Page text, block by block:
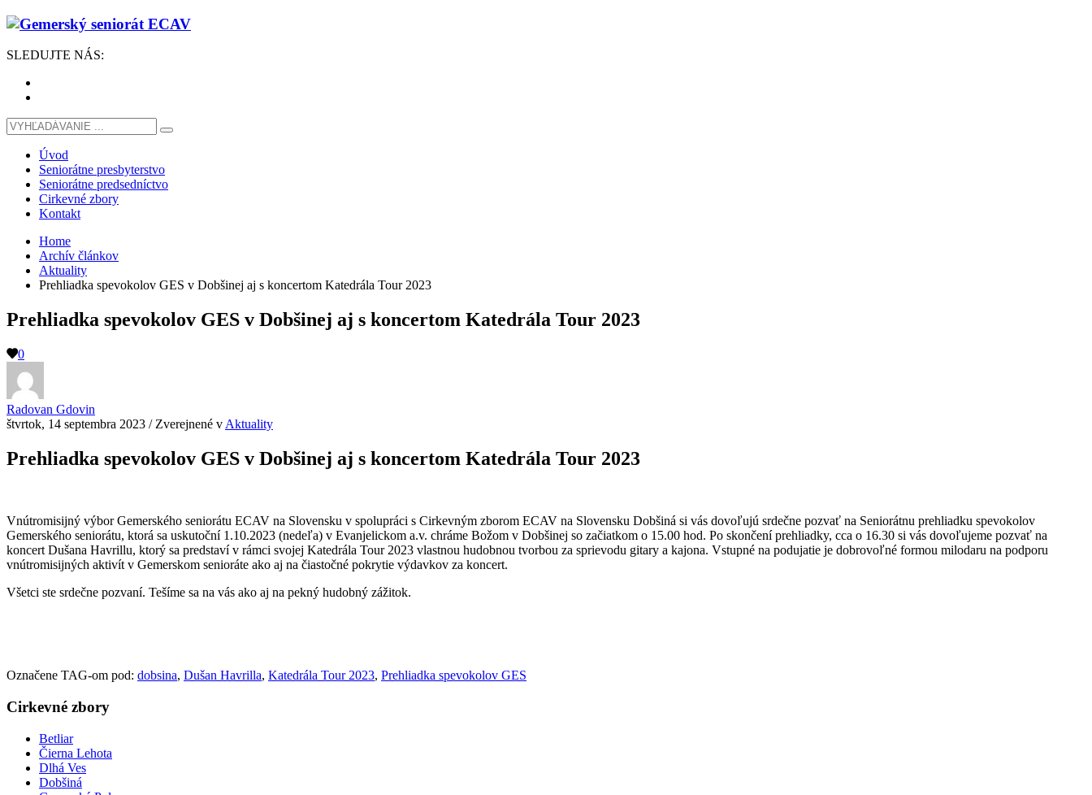
SLEDUJTE NÁS:
Úvod
Seniorátne presbyterstvo
Seniorátne predsedníctvo
Cirkevné zbory
Kontakt
Home
Archív článkov
Aktuality
Prehliadka spevokolov GES v Dobšinej aj s koncertom Katedrála Tour 2023
Prehliadka spevokolov GES v Dobšinej aj s koncertom Katedrála Tour 2023
0
Radovan Gdovin
štvrtok, 14 septembra 2023 / Zverejnené v Aktuality
Prehliadka spevokolov GES v Dobšinej aj s koncertom Katedrála Tour 2023
Vnútromisijný výbor Gemerského seniorátu ECAV na Slovensku v spolupráci s Cirkevným zborom ECAV na Slovensku Dobšiná si vás dovoľujú srdečne pozvať na Seniorátnu prehliadku spevokolov
Gemerského seniorátu, ktorá sa uskutoční 1.10.2023 (nedeľa) v Evanjelickom a.v. chráme Božom v Dobšinej so začiatkom o 15.00 hod. Po skončení prehliadky, cca o 16.30 si vás dovoľujeme pozvať na
koncert Dušana Havrillu, ktorý sa predstaví v rámci svojej Katedrála Tour 2023 vlastnou hudobnou tvorbou za sprievodu gitary a kajona. Vstupné na podujatie je dobrovoľné formou milodaru na podporu
vnútromisijných aktivít v Gemerskom senioráte ako aj na čiastočné pokrytie výdavkov za koncert.
Všetci ste srdečne pozvaní. Tešíme sa na vás ako aj na pekný hudobný zážitok.
Označene TAG-om pod: dobsina, Dušan Havrilla, Katedrála Tour 2023, Prehliadka spevokolov GES
Cirkevné zbory
Betliar
Čierna Lehota
Dlhá Ves
Dobšiná